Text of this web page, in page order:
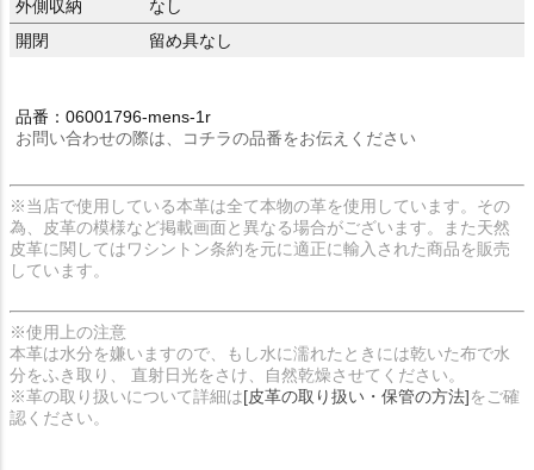
外側収納
なし
開閉
留め具なし
品番：06001796-mens-1r
お問い合わせの際は、コチラの品番をお伝えください
※当店で使用している本革は全て本物の革を使用しています。その
為、皮革の模様など掲載画面と異なる場合がございます。また天然
皮革に関してはワシントン条約を元に適正に輸入された商品を販売
しています。
※使用上の注意
本革は水分を嫌いますので、もし水に濡れたときには乾いた布で水
分をふき取り、 直射日光をさけ、自然乾燥させてください。
※革の取り扱いについて詳細は[皮革の取り扱い・保管の方法]をご確
認ください。